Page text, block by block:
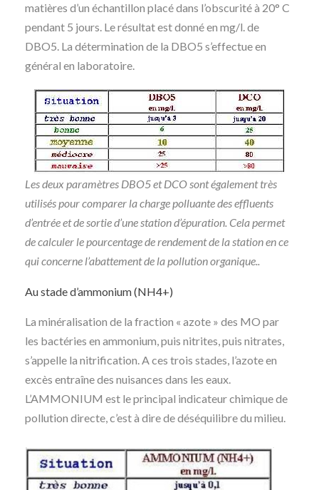
matières d’un échantillon placé dans l’obscurité à 20° C
pendant 5 jours. Le résultat est donné en mg/l. de
DBO5. La détermination de la DBO5 s’effectue en
général en laboratoire.
Les deux paramètres DBO5 et DCO sont également très
utilisés pour comparer la charge polluante des effluents
d’entrée et de sortie d’une station d’épuration. Cela permet
de calculer le pourcentage de rendement de la station en ce
qui concerne l’abattement de la pollution organique..
Au stade d’ammonium (NH4+)
La minéralisation de la fraction « azote » des MO par
les bactéries en ammonium, puis nitrites, puis nitrates,
s’appelle la nitrification. A ces trois stades, l’azote en
excès entraîne des nuisances dans les eaux.
L’AMMONIUM est le principal indicateur chimique de
pollution directe, c’est à dire de déséquilibre du milieu.